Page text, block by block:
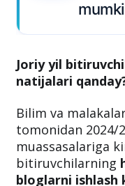
Joriy yil
natijalari
Bilim va
tomonidan 2024/